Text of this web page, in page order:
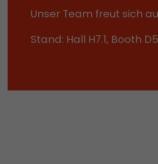
Unser Team freut sich
Stand: Hall H7.1, Booth